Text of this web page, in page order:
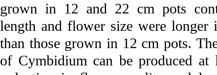
grown in 12 and 22 cm pots
length and flower size were
than those grown in 12 cm pots.
of Cymbidium can be produced